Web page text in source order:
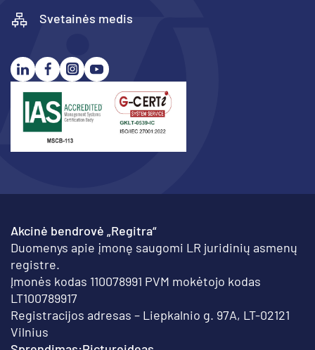
Svetainės medis
Akcinė bendrovė „Regitra“
Duomenys apie įmonę saugomi LR juridinių asmenų
registre.
Įmonės kodas 110078991 PVM mokėtojo kodas
LT100789917
Registracijos adresas – Liepkalnio g. 97A, LT-02121
Vilnius